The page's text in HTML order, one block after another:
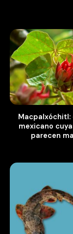
Macpalxóchitl:
mexicano
parecen